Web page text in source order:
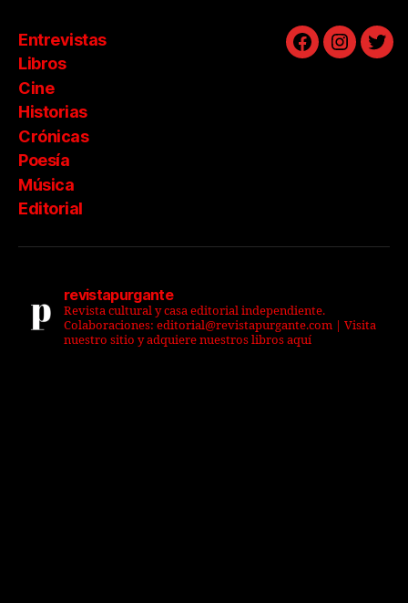
Entrevistas
Libros
Cine
Historias
Crónicas
Poesía
Música
Editorial
Facebook
revistapurgante
Revista cultural y casa editorial independiente.
Colaboraciones: editorial@revistapurgante.com | Visita
nuestro sitio y adquiere nuestros libros aquí